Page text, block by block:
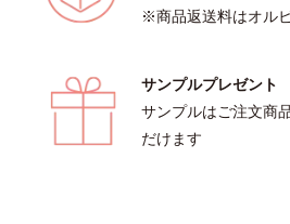
※商品返送料はオル
サンプルプレゼント
サンプルはご注文商
だけます